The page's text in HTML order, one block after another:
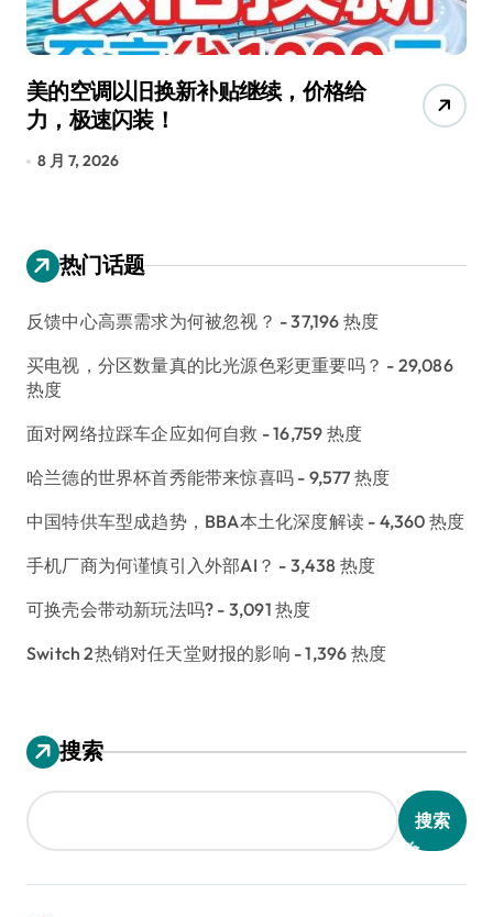
美的空调以旧换新补贴继续，价格给
力，极速闪装！
8 月 7, 2026
热门话题
反馈中心高票需求为何被忽视？ - 37,196 热度
买电视，分区数量真的比光源色彩更重要吗？ - 29,086
热度
面对网络拉踩车企应如何自救 - 16,759 热度
哈兰德的世界杯首秀能带来惊喜吗 - 9,577 热度
中国特供车型成趋势，BBA本土化深度解读 - 4,360 热度
手机厂商为何谨慎引入外部AI？ - 3,438 热度
可换壳会带动新玩法吗? - 3,091 热度
Switch 2热销对任天堂财报的影响 - 1,396 热度
搜索
搜索